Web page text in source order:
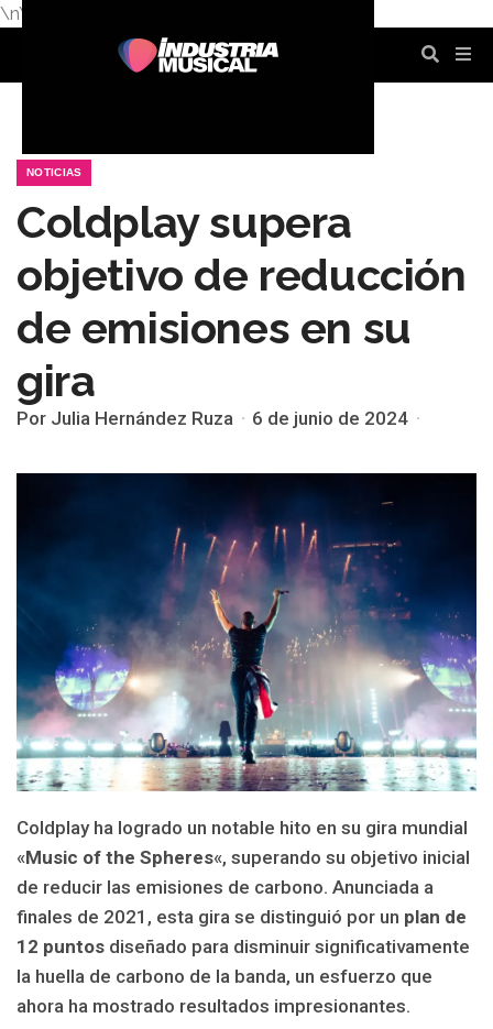
\n\n
NOTICIAS
Coldplay supera
objetivo de reducción
de emisiones en su
gira
Por Julia Hernández Ruza 6 de junio de 2024
Coldplay ha logrado un notable hito en su gira mundial
«Music of the Spheres«, superando su objetivo inicial
de reducir las emisiones de carbono. Anunciada a
finales de 2021, esta gira se distinguió por un plan de
12 puntos diseñado para disminuir significativamente
la huella de carbono de la banda, un esfuerzo que
ahora ha mostrado resultados impresionantes.